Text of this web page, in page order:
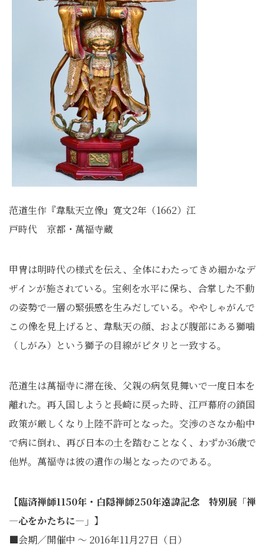
范道生作『韋駄天立像』寛文2年（1662）江
戸時代 京都・萬福寺蔵
甲冑は明時代の様式を伝え、全体にわたってきめ細かなデ
ザインが施されている。宝剣を水平に保ち、合掌した不動
の姿勢で一層の緊張感を生みだしている。ややしゃがんで
この像を見上げると、韋駄天の顔、および腹部にある獅噛
（しがみ）という獅子の目線がピタリと一致する。
范道生は萬福寺に滞在後、父親の病気見舞いで一度日本を
離れた。再入国しようと長崎に戻った時、江戸幕府の鎖国
政策が厳しくなり上陸不許可となった。交渉のさなか船中
で病に倒れ、再び日本の土を踏むことなく、わずか36歳で
他界。萬福寺は彼の遺作の場となったのである。
【臨済禅師1150年・白隠禅師250年遠諱記念 特別展「禅
―心をかたちに―」】
■会期／開催中 ～ 2016年11月27日（日）